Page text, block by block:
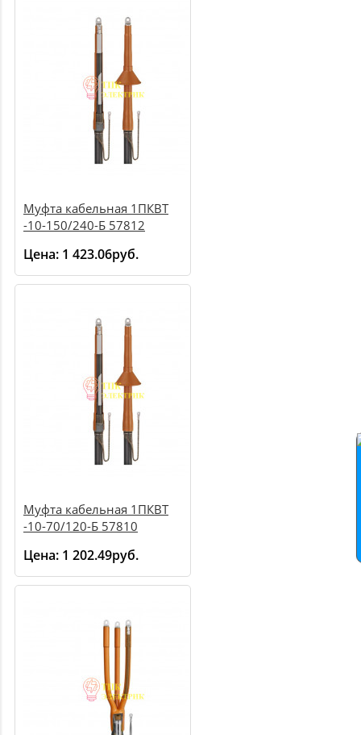
Муфта кабельная 1ПКВТ
-10-150/240-Б 57812
Цена: 1 423.06руб.
Муфта кабельная 1ПКВТ
-10-70/120-Б 57810
Цена: 1 202.49руб.